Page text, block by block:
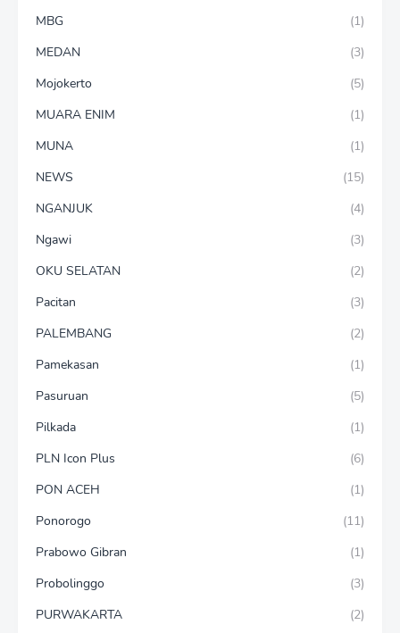
MBG
(1)
MEDAN
(3)
Mojokerto
(5)
MUARA ENIM
(1)
MUNA
(1)
NEWS
(15)
NGANJUK
(4)
Ngawi
(3)
OKU SELATAN
(2)
Pacitan
(3)
PALEMBANG
(2)
Pamekasan
(1)
Pasuruan
(5)
Pilkada
(1)
PLN Icon Plus
(6)
PON ACEH
(1)
Ponorogo
(11)
Prabowo Gibran
(1)
Probolinggo
(3)
PURWAKARTA
(2)